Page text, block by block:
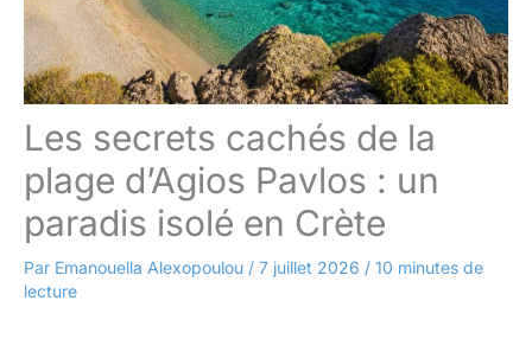
Les secrets cachés de la
plage d’Agios Pavlos : un
paradis isolé en Crète
Par Emanouella Alexopoulou / 7 juillet 2026 / 10 minutes de
lecture